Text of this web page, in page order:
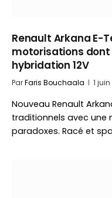
Renault Arkana E-
motorisations dont
hybridation 12V
ParFaris Bouchaala 1 juin
Nouveau Renault
traditionnels avec une
paradoxes. Racé et